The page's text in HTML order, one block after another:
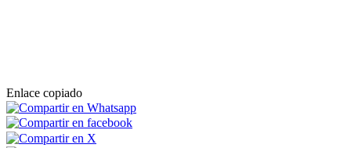
Enlace copiado